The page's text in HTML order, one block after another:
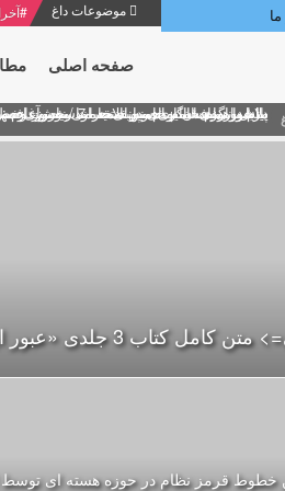
موضوعات داغ #
صفحه اصلی
منشور گفتمان امام و انقلاب - 7 /بخش دوم : شرح پیام ۱۰ خرداد ۱۳۶۹ امام خامنه ای/ فصل پنجم: حفظ عزّت و کرامت انقلابی
بازخوانی افشاگری سپهبد محمود منصور
دلایل اهمیت سیزدهمین انتخابات ریاست
بیانات امام خامنه ای در سخنرانی
پیام نوروزی امام خامنه ای به مناسبت آغاز سال
کتاب 3 جلدی «عبور از فتنه»
خطوط قرمز نظام در حوزه هسته ای توسط